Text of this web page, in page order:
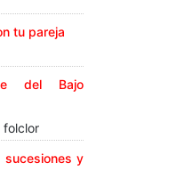
tu pareja
del Bajo
folclor
sucesiones y